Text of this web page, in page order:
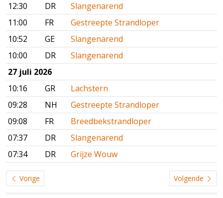
12:30
DR
Slangenarend
11:00
FR
Gestreepte Strandloper
10:52
GE
Slangenarend
10:00
DR
Slangenarend
27 juli 2026
10:16
GR
Lachstern
09:28
NH
Gestreepte Strandloper
09:08
FR
Breedbekstrandloper
07:37
DR
Slangenarend
07:34
DR Grijze Wouw
Vorige Volgende